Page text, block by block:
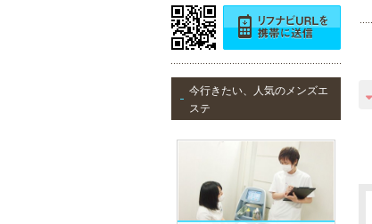
今行きたい、人気のメンズエ
ステ